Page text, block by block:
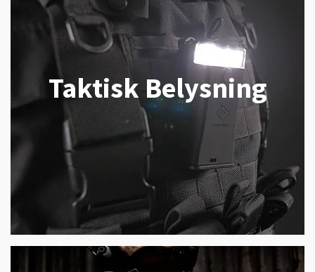
Taktisk Belysning